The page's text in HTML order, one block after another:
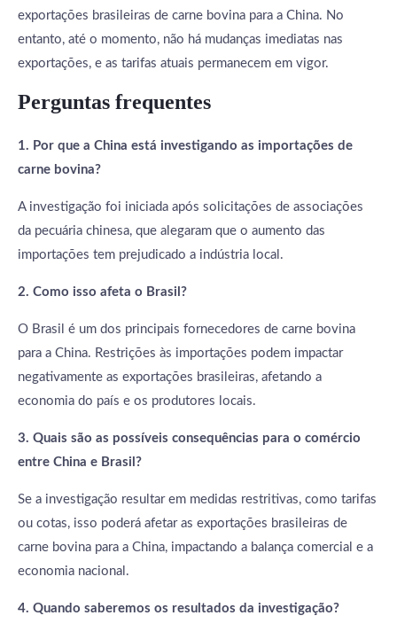
exportações brasileiras de carne bovina para a China. No
entanto, até o momento, não há mudanças imediatas nas
exportações, e as tarifas atuais permanecem em vigor.
Perguntas frequentes
1. Por que a China está investigando as importações de
carne bovina?
A investigação foi iniciada após solicitações de associações
da pecuária chinesa, que alegaram que o aumento das
importações tem prejudicado a indústria local.
2. Como isso afeta o Brasil?
O Brasil é um dos principais fornecedores de carne bovina
para a China. Restrições às importações podem impactar
negativamente as exportações brasileiras, afetando a
economia do país e os produtores locais.
3. Quais são as possíveis consequências para o comércio
entre China e Brasil?
Se a investigação resultar em medidas restritivas, como tarifas
ou cotas, isso poderá afetar as exportações brasileiras de
carne bovina para a China, impactando a balança comercial e a
economia nacional.
4. Quando saberemos os resultados da investigação?